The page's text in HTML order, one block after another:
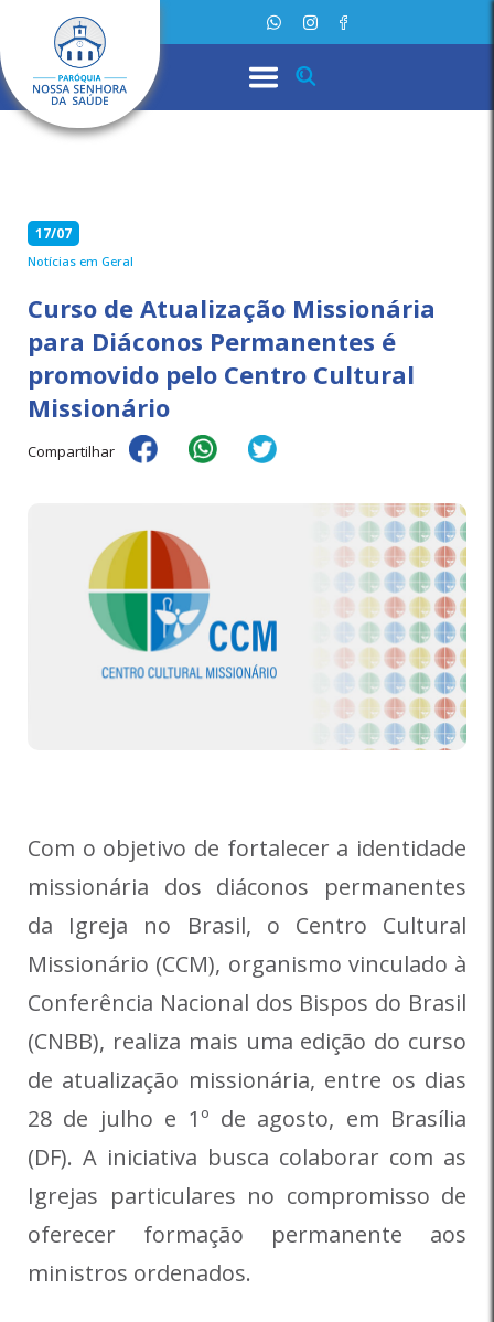
17/07
Notícias em Geral
Curso de Atualização Missionária
para Diáconos Permanentes é
promovido pelo Centro Cultural
Missionário
Compartilhar
Com o objetivo de fortalecer a identidade
missionária dos diáconos permanentes
da Igreja no Brasil, o Centro Cultural
Missionário (CCM), organismo vinculado à
Conferência Nacional dos Bispos do Brasil
(CNBB), realiza mais uma edição do curso
de atualização missionária, entre os dias
28 de julho e 1º de agosto, em Brasília
(DF). A iniciativa busca colaborar com as
Igrejas particulares no compromisso de
oferecer formação permanente aos
ministros ordenados.